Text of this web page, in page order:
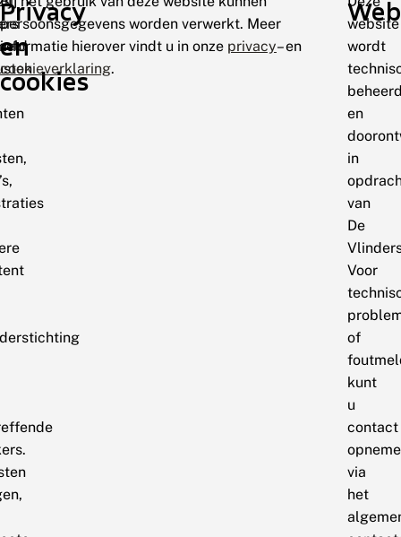
Privacy
en
cookies
persoonsgegevens worden verwerkt. Meer
informatie hierover vindt u in onze privacy– en
cookieverklaring.
website
wordt
en
in
van
De
Voor
of
kunt
u
contact
via
het